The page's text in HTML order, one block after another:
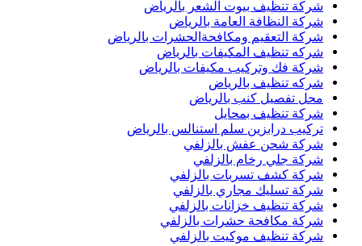
شركة تنظيف بيوت الشعر بالرياض
شركة النظافة العامة بالرياض
شركة التعقيم ومكافحةالحشرات بالرياض
شركه تنظيف المكيفات بالرياض
شركة فك وتركيب مكيفات بالرياض
شركه تنظيف بالرياض
محل تفصيل كنب بالرياض
شركة تنظيف بمحايل
تركيب درابزين سلم استنالس بالرياض
شركة شحن عفش بالزلفي
شركة جلي رخام بالزلفي
شركة كشف تسربات بالزلفي
شركة تسليك مجاري بالزلفي
شركة تنظيف خزانات بالزلفي
شركة مكافحة حشرات بالزلفي
شركة تنظيف موكيت بالزلفي